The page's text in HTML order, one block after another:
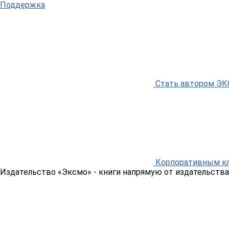
Поддержка
Стать автором
Корпоративным
Издательство «Эксмо» - книги напрямую от издательства